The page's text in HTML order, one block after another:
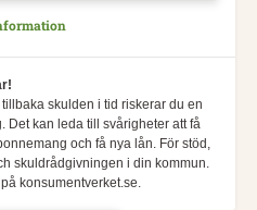
skulden i tid riskerar du en
Det kan leda till svårigheter att få
och få nya lån. För stöd,
skuldrådgivningen i din kommun.
konsumentverket.se.